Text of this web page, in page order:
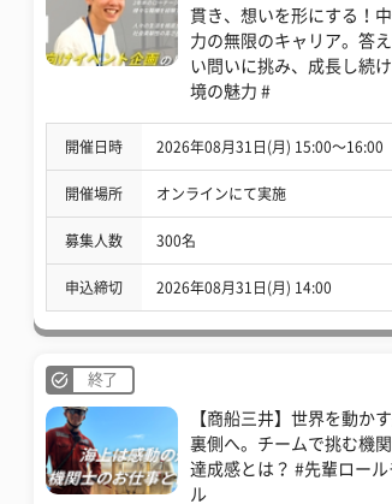
貫き、想いを形にする！
力の無限のキャリア。答
い問いに挑み、成長し続
境の魅力 #
開催日時 2026年08月31日(月) 15:00〜16:00
開催場所 オンラインにて実施
募集人数 300名
申込締切 2026年08月31日(月) 14:00
終了
【商船三井】世界を動か
裏側へ。チームで挑む機
達成感とは？ #先輩ロール
ル